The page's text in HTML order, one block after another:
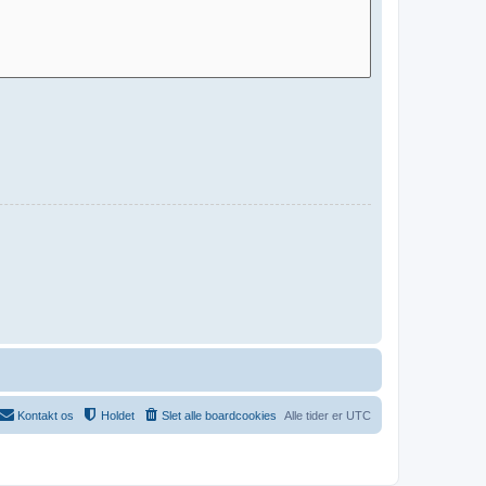
Alle tider er UTC
Slet alle boardcookies
Holdet
Kontakt os